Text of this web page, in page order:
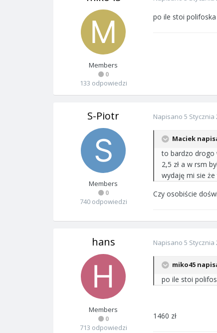
Members
0
133 odpowiedzi
po ile stoi polifoska
S-Piotr
Members
0
740 odpowiedzi
Napisano 5 Stycznia
Maciek
to bardzo drogo
2,5 zł a w rsm
wydaję mi sie
Czy osobiście
hans
Members
0
713 odpowiedzi
Napisano 5 Stycznia
miko45
po ile stoi
1460 zł